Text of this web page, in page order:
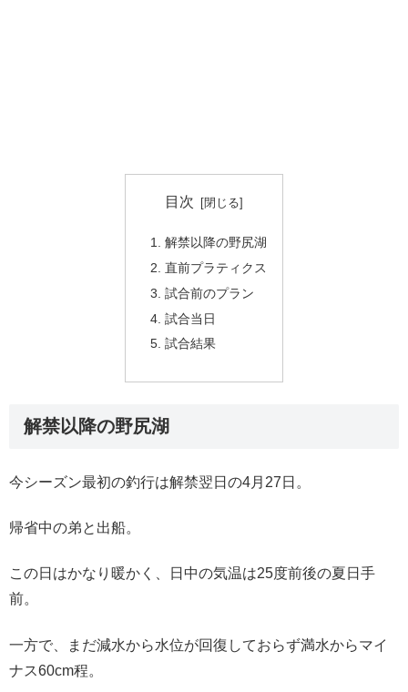
目次
解禁以降の野尻湖
直前プラティクス
試合前のプラン
試合当日
試合結果
解禁以降の野尻湖
今シーズン最初の釣行は解禁翌日の4月27日。
帰省中の弟と出船。
この日はかなり暖かく、日中の気温は25度前後の夏日手
前。
一方で、まだ減水から水位が回復しておらず満水からマイ
ナス60cm程。